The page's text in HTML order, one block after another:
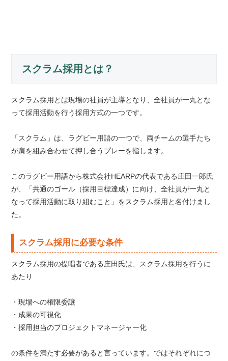
スクラム採用とは？
スクラム採用とは現場の社員が主導となり、全社員が一丸とな
って採用活動を行う採用方式の一つです。
「スクラム」は、ラグビー用語の一つで、両チームの選手たち
が肩を組み合わせて押し合うプレーを指します。
このラグビー用語から株式会社HEARPの代表である庄田一郎氏
が、「共通のゴール（採用目標達成）に向け、全社員が一丸と
なって採用活動に取り組むこと」をスクラム採用と名付けまし
た。
スクラム採用に必要な条件
スクラム採用の提唱者である庄田氏は、スクラム採用を行うに
あたり
・現場への権限委譲
・成果の可視化
・採用担当のプロジェクトマネージャー化
の条件を満たす必要があると言っています。ではそれぞれにつ